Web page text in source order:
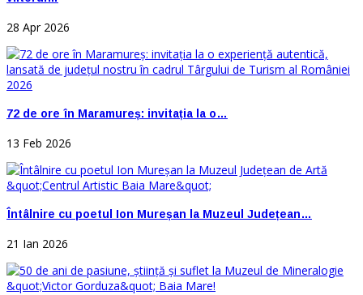
28 Apr 2026
72 de ore în Maramureș: invitația la o…
13 Feb 2026
Întâlnire cu poetul Ion Mureșan la Muzeul Județean…
21 Ian 2026